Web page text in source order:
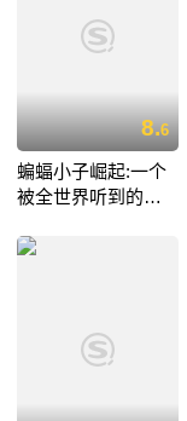
8.6
蝙蝠小子崛起:一个
被全世界听到的愿